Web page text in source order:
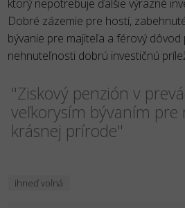
ktorý nepotrebuje ďalšie výrazné
Dobré zázemie pre hostí,
bývanie pre majiteľa a férový
nehnuteľnosti dobrú investičnú
"Ziskový penzión v
veľkorysím bývaním pre
krásnej prírode"
ihneď voľná